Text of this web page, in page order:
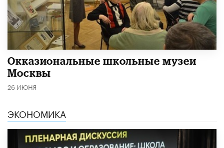
​Окказиональные школьные музеи
Москвы
26 ИЮНЯ
ЭКОНОМИКА